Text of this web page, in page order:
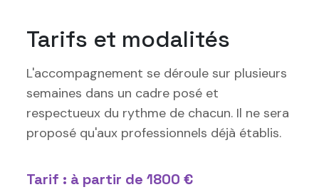
Tarifs et modalités
L'accompagnement se déroule sur plusieurs
semaines dans un cadre posé et
respectueux du rythme de chacun. Il ne sera
proposé qu'aux professionnels déjà établis.
Tarif : à partir de 1800 €